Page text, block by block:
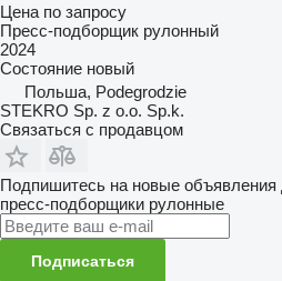
Цена по запросу
Пресс-подборщик рулонный
2024
Состояние новый
Польша, Podegrodzie
STEKRO Sp. z o.o. Sp.k.
Связаться с продавцом
Подпишитесь на новые объявления
пресс-подборщики рулонные
Подписаться